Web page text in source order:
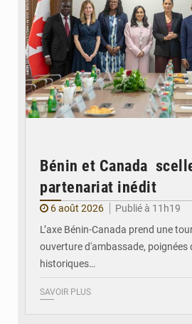
Bénin et Canada
partenariat inédit
6 août 2026
Publié à 11h19
L’axe Bénin-Canada prend une
ouverture d'ambassade, poignées
historiques…
SAVOIR PLUS